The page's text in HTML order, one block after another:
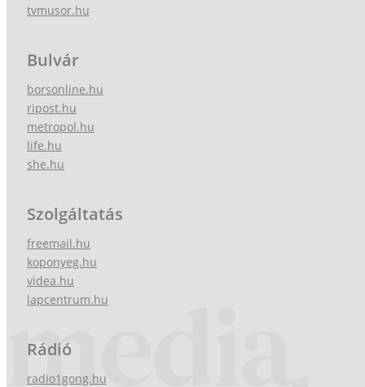
tvmusor.hu
Bulvár
borsonline.hu
ripost.hu
metropol.hu
life.hu
she.hu
Szolgáltatás
freemail.hu
koponyeg.hu
videa.hu
lapcentrum.hu
Rádió
radio1gong.hu